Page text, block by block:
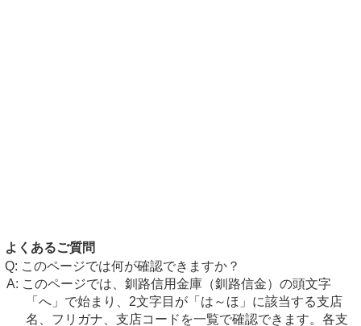
よくあるご質問
このページでは何が確認できますか？
このページでは、釧路信用金庫（釧路信金）の頭文字
「へ」で始まり、2文字目が「は～ほ」に該当する支店
名、フリガナ、支店コードを一覧で確認できます。各支